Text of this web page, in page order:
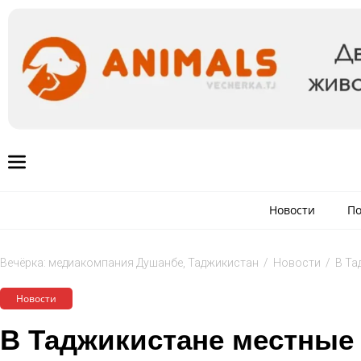
Новости
Вечёрка: медиакомпания Душанбе, Таджикистан / Новости / В
Новости
В Таджикистане